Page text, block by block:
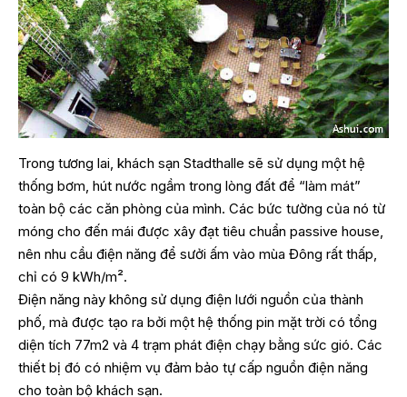
Trong tương lai, khách sạn Stadthalle sẽ sử dụng một hệ
thống bơm, hút nước ngầm trong lòng đất để “làm mát”
toàn bộ các căn phòng của mình. Các bức tường của nó từ
móng cho đến mái được xây đạt tiêu chuẩn passive house,
nên nhu cầu điện năng để sưởi ấm vào mùa Đông rất thấp,
chỉ có 9 kWh/m².
Điện năng này không sử dụng điện lưới nguồn của thành
phố, mà được tạo ra bởi một hệ thống pin mặt trời có tổng
diện tích 77m2 và 4 trạm phát điện chạy bằng sức gió. Các
thiết bị đó có nhiệm vụ đảm bảo tự cấp nguồn điện năng
cho toàn bộ khách sạn.